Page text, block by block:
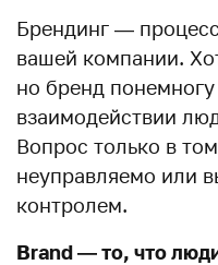
Брендинг —
вашей компании.
но бренд
взаимодействии
Вопрос только в
неуправляемо или
контролем.
Brand — то, что